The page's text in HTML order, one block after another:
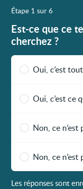
Étape 1 sur 6
Est-ce que ce
cherchez ?
Oui, c’est
Oui, c’est ce
Non, ce
Non, ce
Les réponses sont